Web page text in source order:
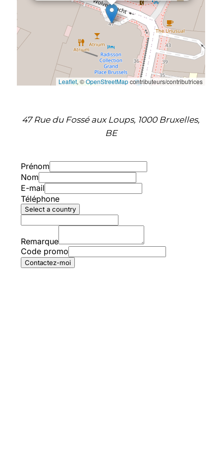
Leaflet, ©OpenStreetMapcontributeurs/contributrices
47 Rue du Fossé aux Loups, 1000 Bruxelles,
BE